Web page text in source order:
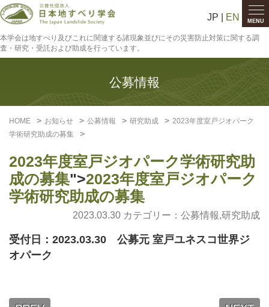
MENU
JP | EN
本学会は地すべり及びこれに関連する諸現象並びにその災害防止対策に関する調
査・研究・受託および助成を行っています。
公募情報
HOME お知らせ 公募情報 研究助成
2023年度室戸ジオパーク
学術研究助成の募集
2023年度室戸ジオパーク学術研究助
成の募集">2023年度室戸ジオパーク
学術研究助成の募集
2023.03.30 カテゴリー： 公募情報,研究助成
受付日：2023.03.30 公募元 室戸ユネスコ世界ジ
オパーク